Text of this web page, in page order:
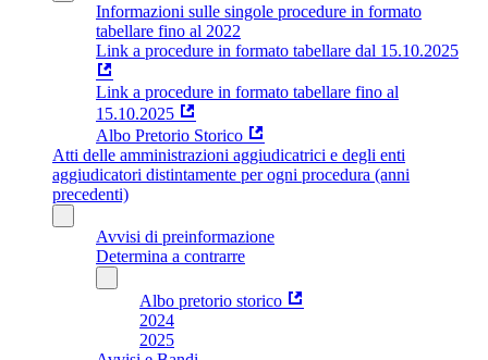
Informazioni sulle singole procedure in formato
tabellare fino al 2022
Link a procedure in formato tabellare dal 15.10.2025
Link a procedure in formato tabellare fino al
15.10.2025
Albo Pretorio Storico
Atti delle amministrazioni aggiudicatrici e degli enti
aggiudicatori distintamente per ogni procedura (anni
precedenti)
Avvisi di preinformazione
Determina a contrarre
Albo pretorio storico
2024
2025